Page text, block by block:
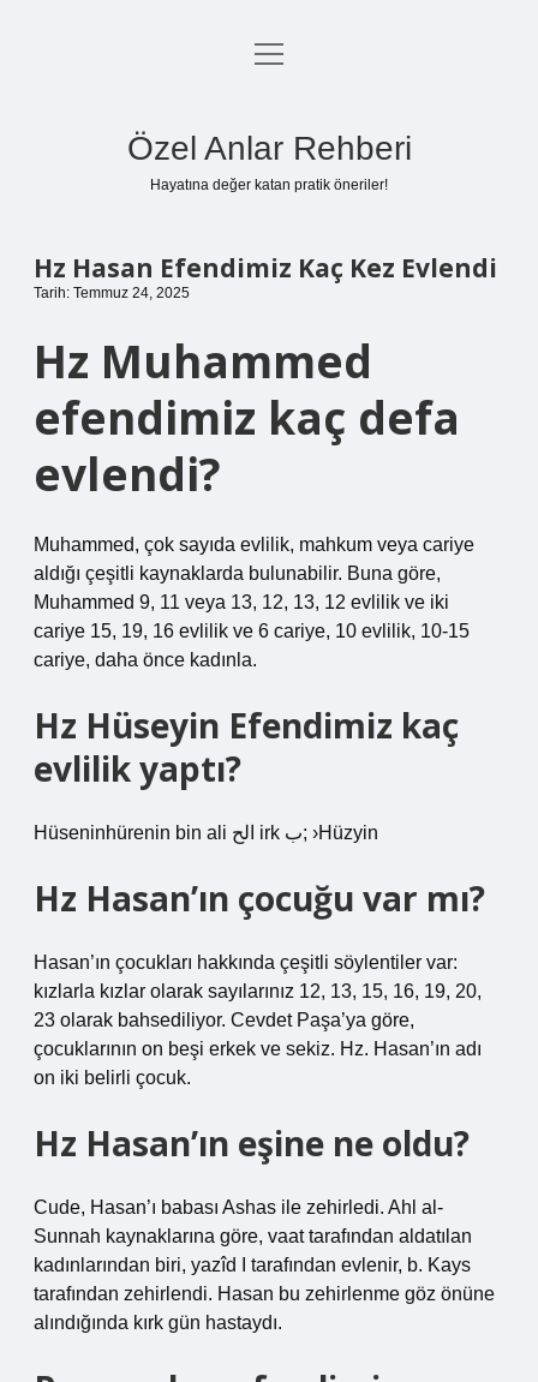
Anasayfa
menüyü
Özel Anlar Rehberi
Hayatına değer katan pratik öneriler!
Hz Hasan Efendimiz Kaç Kez Evlendi
Tarih: Temmuz 24, 2025
Hz Muhammed
efendimiz kaç defa
evlendi?
Muhammed, çok sayıda evlilik, mahkum veya cariye
aldığı çeşitli kaynaklarda bulunabilir. Buna göre,
Muhammed 9, 11 veya 13, 12, 13, 12 evlilik ve iki
cariye 15, 19, 16 evlilik ve 6 cariye, 10 evlilik, 10-15
cariye, daha önce kadınla.
Hz Hüseyin Efendimiz kaç
evlilik yaptı?
Hüseninhürenin bin ali الح irk ب; ›Hüzyin
Hz Hasan’ın çocuğu var mı?
Hasan’ın çocukları hakkında çeşitli söylentiler var:
kızlarla kızlar olarak sayılarınız 12, 13, 15, 16, 19, 20,
23 olarak bahsediliyor. Cevdet Paşa’ya göre,
çocuklarının on beşi erkek ve sekiz. Hz. Hasan’ın adı
on iki belirli çocuk.
Hz Hasan’ın eşine ne oldu?
Cude, Hasan’ı babası Ashas ile zehirledi. Ahl al-
Sunnah kaynaklarına göre, vaat tarafından aldatılan
kadınlarından biri, yazîd I tarafından evlenir, b. Kays
tarafından zehirlendi. Hasan bu zehirlenme göz önüne
alındığında kırk gün hastaydı.